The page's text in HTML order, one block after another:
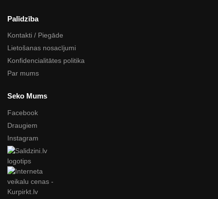
Palīdzība
Kontakti / Piegāde
Lietošanas nosacījumi
Konfidencialitātes politika
Par mums
Seko Mums
Facebook
Draugiem
Instagram